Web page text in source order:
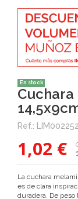
En stock
Cuchara
Ref.: LIM002252
1,02 €
La cuchara
es de clara
duradera. De